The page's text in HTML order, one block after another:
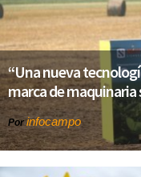
“Una nueva
marca de
Porinfocampo